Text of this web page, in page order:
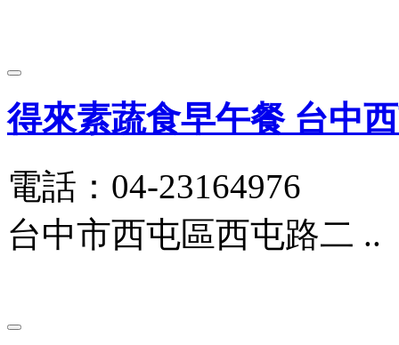
得來素蔬食早午餐 台中
電話：04-23164976
台中市西屯區西屯路二 ..